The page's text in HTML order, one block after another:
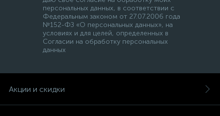
персональных данных, в соответствии с
Федеральным законом от 27.07.2006 года
№152-ФЗ «О персональных данных», на
условиях и для целей, определенных в
Согласии на обработку персональных
данных
Акции и скидки